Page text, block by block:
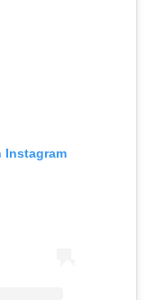
Instagram